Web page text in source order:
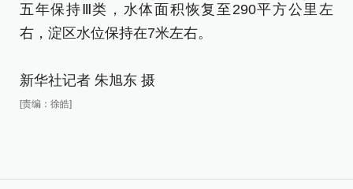
五年保持Ⅲ类，水体面积恢复至290平方公里左
右，淀区水位保持在7米左右。
新华社记者 朱旭东 摄
[责编：徐皓]